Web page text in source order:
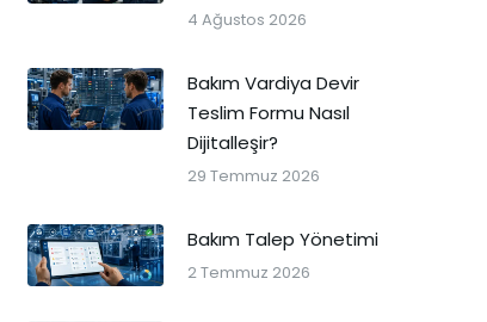
4 Ağustos 2026
Bakım Vardiya Devir
Teslim Formu Nasıl
Dijitalleşir?
29 Temmuz 2026
Bakım Talep Yönetimi
2 Temmuz 2026